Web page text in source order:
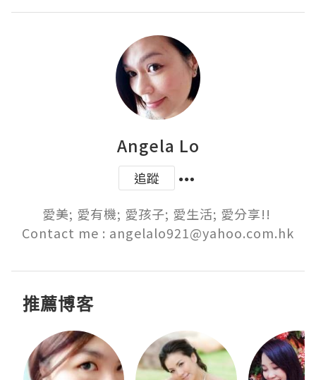
Angela Lo
追蹤
愛美; 愛有機; 愛孩子; 愛生活; 愛分享!!
Contact me : angelalo921@yahoo.com.hk
推薦博客